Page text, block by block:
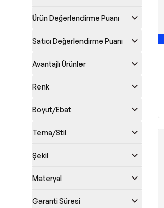
Ürün Değerlendirme Puanı
Satıcı Değerlendirme Puanı
Avantajlı Ürünler
Renk
Boyut/Ebat
Tema/Stil
Şekil
Materyal
Garanti Süresi